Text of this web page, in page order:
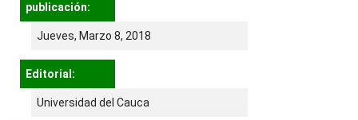
publicación:
Jueves, Marzo 8, 2018
Editorial:
Universidad del Cauca